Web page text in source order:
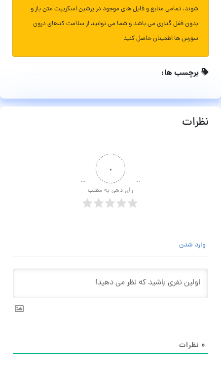
شوند. تمامی منابع و فایل های موجود در پرشین اسکریپت متن باز و
بدون قفل گذاری می باشد و شما می توانید از سلامت کدهای درون
سورس ها اطمینان حاصل کنید
برچسب ها:
نظرات
۰
رأی دهی به مطلب
وارد شدن
۰ نظرات